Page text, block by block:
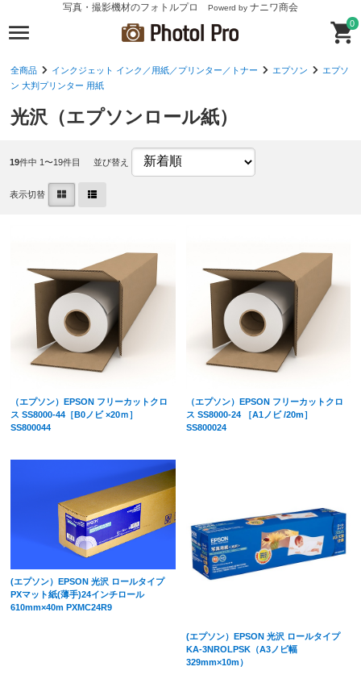
写真・撮影機材のフォトルプロ Powerd by ナニワ商会
0
全商品 インクジェット インク／用紙／プリンター／トナー エプソン
エプソ
ン 大判プリンター 用紙
光沢（エプソンロール紙）
19件中 1〜19件目 並び替え
表示切替
（エプソン）EPSON フリーカットクロ
ス SS8000-44［B0ノビ ×20ｍ］
SS800044
（エプソン）EPSON フリーカットクロ
ス SS8000-24 ［A1ノビ /20m］
SS800024
(エプソン）EPSON 光沢 ロールタイプ
PXマット紙(薄手)24インチロール
610mm×40m PXMC24R9
(エプソン）EPSON 光沢 ロールタイプ
KA-3NROLPSK（A3ノビ幅
329mm×10m）